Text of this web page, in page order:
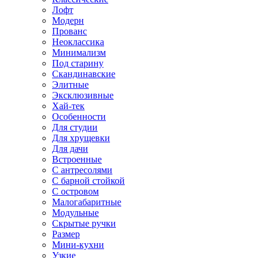
Лофт
Модерн
Прованс
Неоклассика
Минимализм
Под старину
Скандинавские
Элитные
Эксклюзивные
Хай-тек
Особенности
Для студии
Для хрущевки
Для дачи
Встроенные
С антресолями
С барной стойкой
С островом
Малогабаритные
Модульные
Скрытые ручки
Размер
Мини-кухни
Узкие